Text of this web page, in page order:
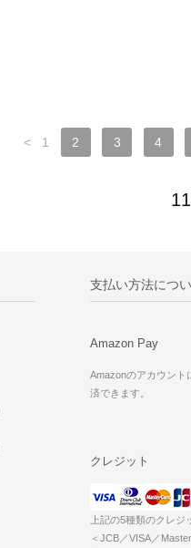
< 1 2 3 4
支払い方法につ
Amazon Pay
Amazonのアカウント
済できます。
クレジット
上記の5種類のクレジ
＜JCB／VISA／